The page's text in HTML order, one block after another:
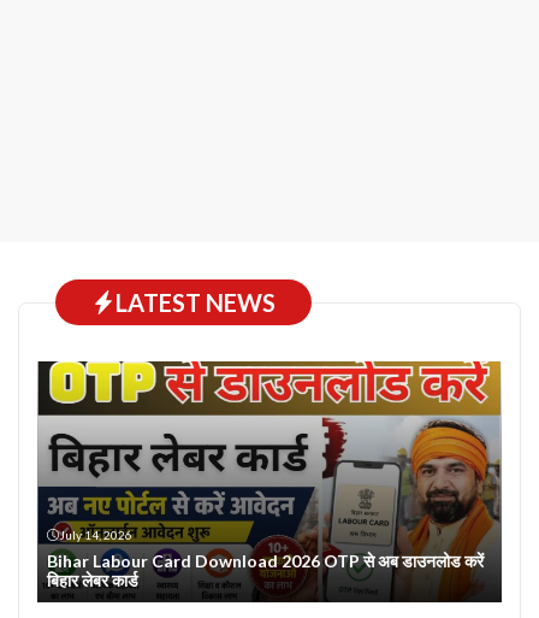
LATEST NEWS
July 14, 2026
Bihar Labour Card Download 2026 OTP से अब डाउनलोड करें
बिहार लेबर कार्ड